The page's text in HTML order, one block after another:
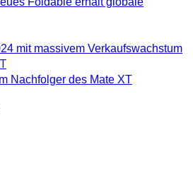
mit massivem Verkaufswachstum
Nachfolger des Mate XT